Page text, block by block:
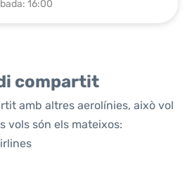
16:00
compartit
amb altres aerolínies, això vol
vols són els mateixos: